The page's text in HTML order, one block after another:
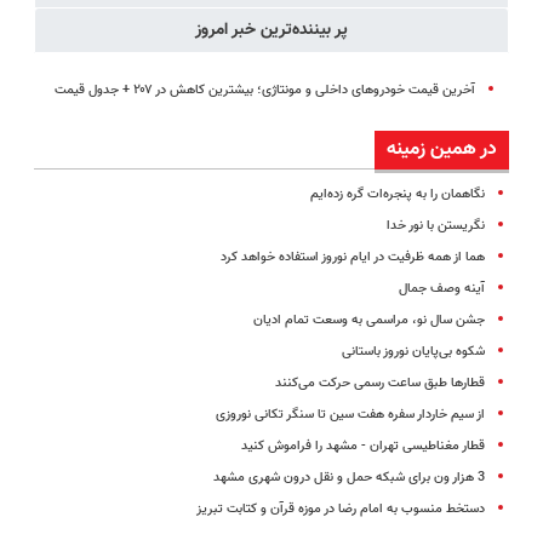
پر بیننده‌ترین خبر امروز
آخرین قیمت خودروهای داخلی و مونتاژی؛‌ بیشترین کاهش در ۲۰۷ + جدول قیمت
در همین زمینه
نگاهمان را به پنجره‌ات گره زده‌ایم
نگریستن با نور خدا
هما از همه ظرفیت در ایام نوروز استفاده خواهد کرد
آینه وصف جمال
جشن سال نو، مراسمی به وسعت تمام ادیان
شکوه بی‌پایان نوروز باستانی
قطارها طبق ساعت رسمی حرکت می‌کنند
از سیم خاردار سفره هفت سین تا سنگر تکانی نوروزی
قطار مغناطیسی تهران - مشهد را فراموش کنید
3 هزار ون برای شبکه حمل و نقل درون شهری مشهد
دستخط منسوب به امام رضا در موزه قرآن و کتابت تبریز